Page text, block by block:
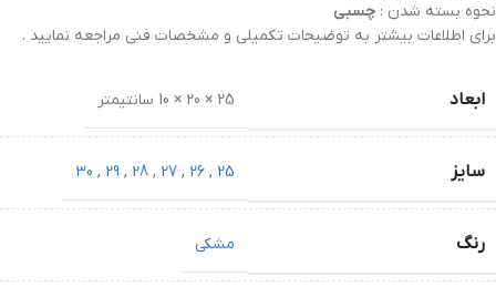
نحوه بسته شدن : چسبی
برای اطلاعات بیشتر به توضیحات تکمیلی و مشخصات فنی مراجعه نمایید .
ابعاد 25 × 20 × 10 سانتیمتر
سایز 25
,
26
,
27
,
28
,
29
,
30
رنگ مشکی